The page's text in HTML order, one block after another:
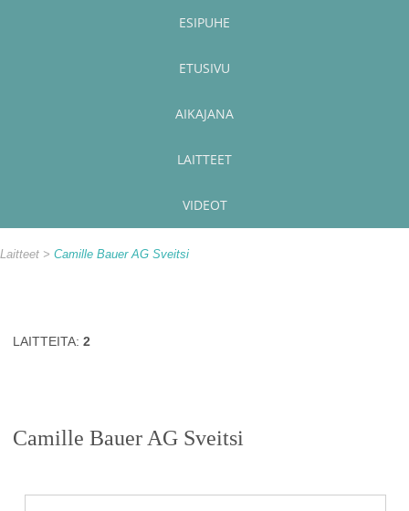
ESIPUHE
ETUSIVU
AIKAJANA
LAITTEET
VIDEOT
Laitteet Camille Bauer AG Sveitsi
LAITTEITA:2
Camille Bauer AG Sveitsi